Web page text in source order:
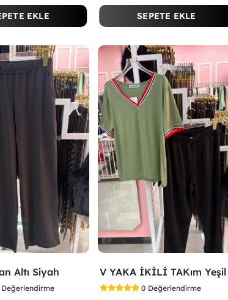
EKLE SEPETE EKLE
Altı Siyah
Değerlendirme
V YAKA İKİLİ TAKım Yeşil
0 Değerlendirme